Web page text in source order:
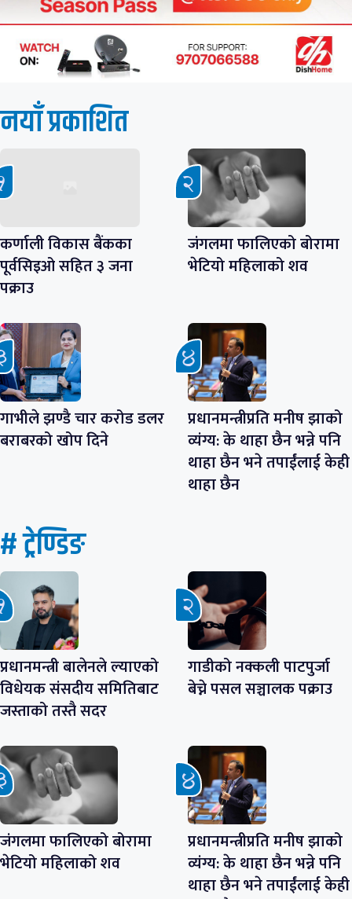
नयाँ प्रकाशित
कर्णाली विकास बैंकका
पूर्वसिइओ सहित ३ जना
पक्राउ
जंगलमा फालिएको बोरामा
भेटियो महिलाको शव
गाभीले झण्डै चार करोड डलर
बराबरको खोप दिने
प्रधानमन्त्रीप्रति मनीष झाको
व्यंग्य: के थाहा छैन भन्ने पनि
थाहा छैन भने तपाईंलाई केही
थाहा छैन
# ट्रेण्डिङ
प्रधानमन्त्री बालेनले ल्याएको
विधेयक संसदीय समितिबाट
जस्ताको तस्तै सदर
गाडीको नक्कली पाटपुर्जा
बेच्ने पसल सञ्चालक पक्राउ
जंगलमा फालिएको बोरामा
भेटियो महिलाको शव
प्रधानमन्त्रीप्रति मनीष झाको
व्यंग्य: के थाहा छैन भन्ने पनि
थाहा छैन भने तपाईंलाई केही